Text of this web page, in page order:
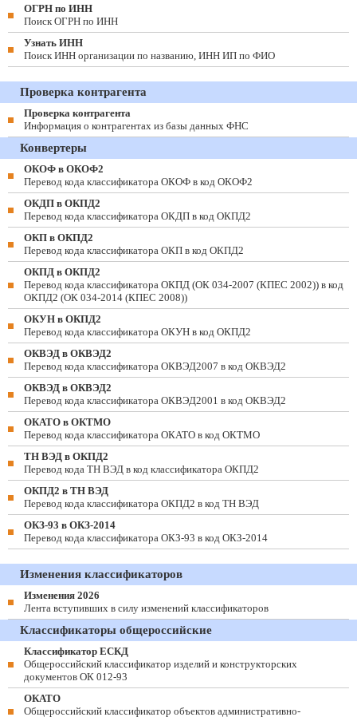
ОГРН по ИНН
Поиск ОГРН по ИНН
Узнать ИНН
Поиск ИНН организации по названию, ИНН ИП по ФИО
Проверка контрагента
Проверка контрагента
Информация о контрагентах из базы данных ФНС
Конвертеры
ОКОФ в ОКОФ2
Перевод кода классификатора ОКОФ в код ОКОФ2
ОКДП в ОКПД2
Перевод кода классификатора ОКДП в код ОКПД2
ОКП в ОКПД2
Перевод кода классификатора ОКП в код ОКПД2
ОКПД в ОКПД2
Перевод кода классификатора ОКПД (ОК 034-2007 (КПЕС 2002)) в код
ОКПД2 (ОК 034-2014 (КПЕС 2008))
ОКУН в ОКПД2
Перевод кода классификатора ОКУН в код ОКПД2
ОКВЭД в ОКВЭД2
Перевод кода классификатора ОКВЭД2007 в код ОКВЭД2
ОКВЭД в ОКВЭД2
Перевод кода классификатора ОКВЭД2001 в код ОКВЭД2
ОКАТО в ОКТМО
Перевод кода классификатора ОКАТО в код ОКТМО
ТН ВЭД в ОКПД2
Перевод кода ТН ВЭД в код классификатора ОКПД2
ОКПД2 в ТН ВЭД
Перевод кода классификатора ОКПД2 в код ТН ВЭД
ОКЗ-93 в ОКЗ-2014
Перевод кода классификатора ОКЗ-93 в код ОКЗ-2014
Изменения классификаторов
Изменения 2026
Лента вступивших в силу изменений классификаторов
Классификаторы общероссийские
Классификатор ЕСКД
Общероссийский классификатор изделий и конструкторских
документов ОК 012-93
ОКАТО
Общероссийский классификатор объектов административно-